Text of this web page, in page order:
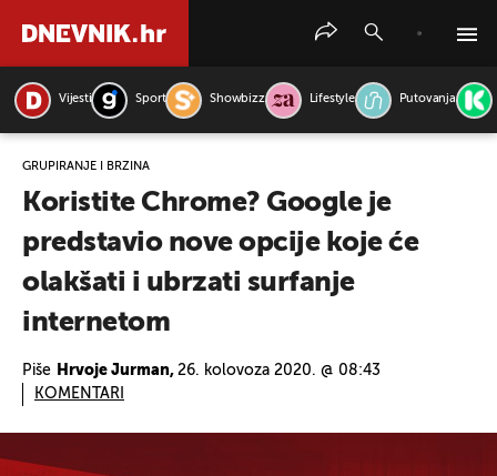
Vijesti Sport Showbizz Lifestyle Putovanja
GRUPIRANJE I BRZINA
Koristite Chrome? Google je
predstavio nove opcije koje će
olakšati i ubrzati surfanje
internetom
Piše Hrvoje Jurman, 26. kolovoza 2020. @ 08:43
KOMENTARI
PRETRAŽITE VIJESTI